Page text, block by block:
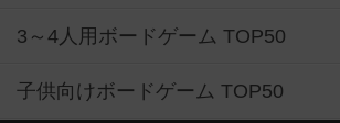
3～4人用ボードゲーム TOP50
子供向けボードゲーム TOP50